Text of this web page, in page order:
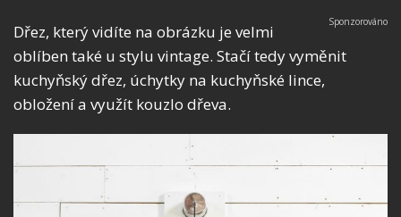
Dřez, který vidíte na obrázku je velmi
oblíben také u stylu vintage. Stačí tedy vyměnit
kuchyňský dřez, úchytky na kuchyňské lince,
obložení a využít kouzlo dřeva.